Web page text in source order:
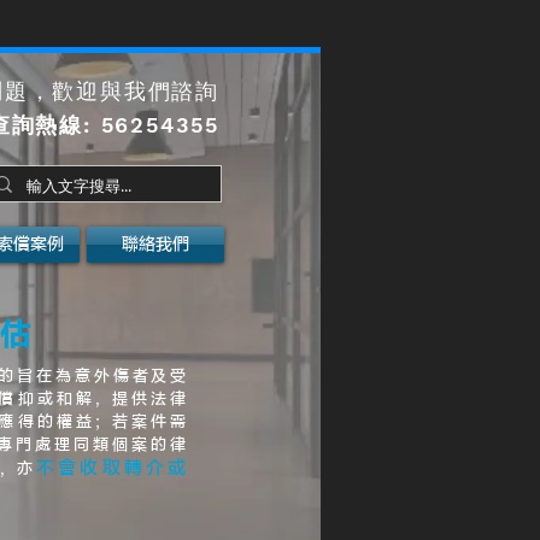
，歡迎與我們諮詢
詢熱線: 56254355
償案例 聯絡我們
旨在為意外傷者及受
抑或和解, 提供法律
得的權益; 若案件需
門處理同類個案的律
亦 不會收取轉介或